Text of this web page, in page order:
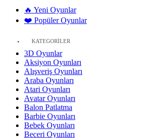
🔥 Yeni Oyunlar
❤️ Popüler Oyunlar
KATEGORİLER
3D Oyunlar
Aksiyon Oyunları
Alışveriş Oyunları
Araba Oyunları
Atari Oyunları
Avatar Oyunları
Balon Patlatma
Barbie Oyunları
Bebek Oyunları
Beceri Oyunları